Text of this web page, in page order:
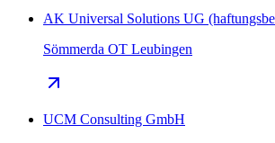
AK Universal Solutions UG
Sömmerda OT Leubingen
UCM Consulting GmbH